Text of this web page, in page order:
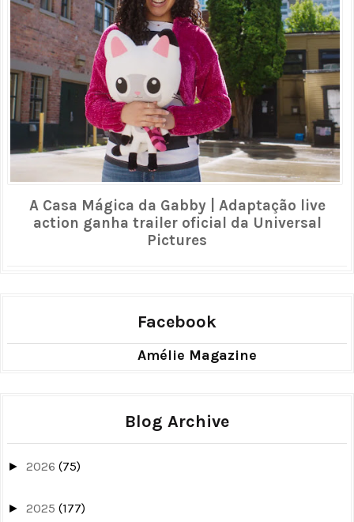
A Casa Mágica da Gabby | Adaptação live
action ganha trailer oficial da Universal
Pictures
Facebook
Amélie Magazine
Blog Archive
► 2026 (75)
► 2025 (177)